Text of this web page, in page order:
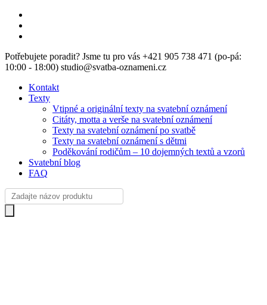
Skip
main
Potřebujete poradit? Jsme tu pro vás +421 905 738 471 (po-pá:
10:00 - 18:00) studio@svatba-oznameni.cz
Kontakt
Texty
Vtipné a originální texty na svatební oznámení
Citáty, motta a verše na svatební oznámení
Texty na svatební oznámení po svatbě
Texty na svatební oznámení s dětmi
Poděkování rodičům – 10 dojemných textů a vzorů
Svatební blog
FAQ
Products
search